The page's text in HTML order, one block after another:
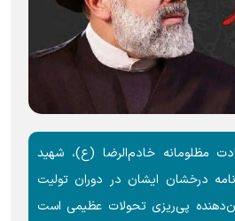
مظلومانه خادم‌الرضا (ع)، شهید
درخشان ایشان در دوران تولیت
پی‌ریزی تحولات عظیمی است